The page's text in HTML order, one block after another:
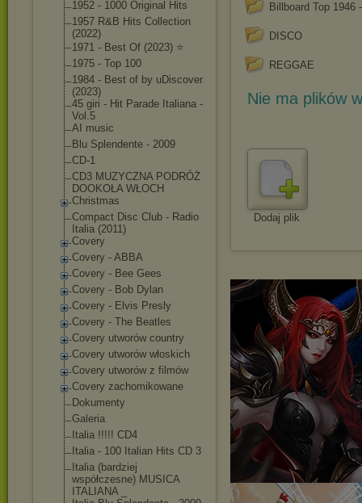
1952 - 1000 Original Hits
1957 R&B Hits Collection
(2022)
1971 - Best Of (2023) ⭐️
1975 - Top 100
1984 - Best of by uDiscover
(2023)
45 giri - Hit Parade Italiana -
Vol.5
AI music
Blu Splendente - 2009
CD-1
CD3 MUZYCZNA PODRÓŻ
DOOKOŁA WŁOCH
Christmas
Compact Disc Club - Radio
Italia (2011)
Covery
Covery - ABBA
Covery - Bee Gees
Covery - Bob Dylan
Covery - Elvis Presly
Covery - The Beatles
Covery utworów country
Covery utworów włoskich
Covery utworów z filmów
Covery zachomikowane
Dokumenty
Galeria
Italia !!!!! CD4
Italia - 100 Italian Hits CD 3
Italia (bardziej
współczesne) MUSICA
ITALIANA _
Billboard Top 1946
DISCO
REGGAE
Nie ma plików
Dodaj plik